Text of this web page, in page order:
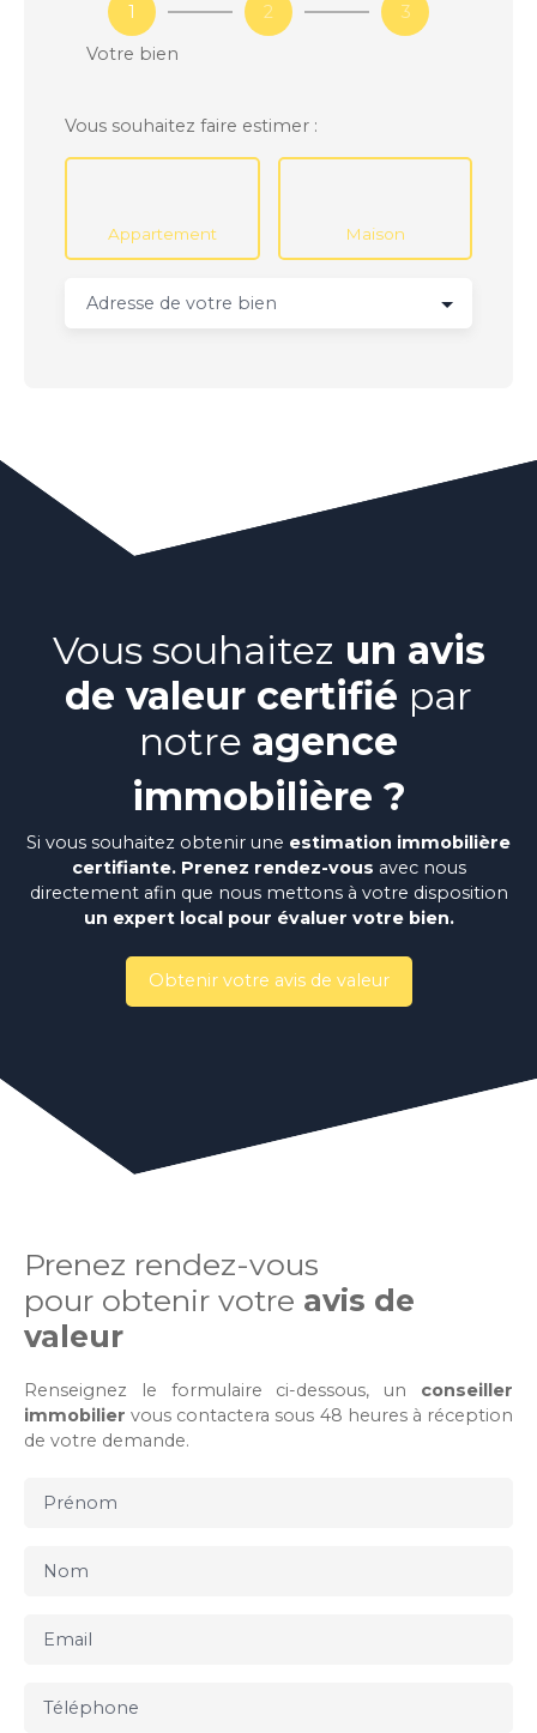
1
Votre bien
2 3
Vous souhaitez faire estimer :
Appartement Maison
Adresse de votre bien
Vous souhaitez un avis
de valeur certifié par
notre agence
immobilière ?
Si vous souhaitez obtenir une estimation immobilière
certifiante. Prenez rendez-vous avec nous
directement afin que nous mettons à votre disposition
un expert local pour évaluer votre bien.
Obtenir votre avis de valeur
Prenez rendez-vous
pour obtenir votre avis de
valeur
Renseignez le formulaire ci-dessous, un conseiller
immobiliervous contactera sous 48 heures à réception
de votre demande.
Prénom
Nom
Email
Téléphone